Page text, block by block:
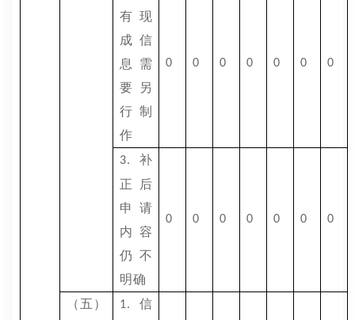
有现
成信
息需
要另
行制
作
0 0 0 0 0 0 0
3. 补
正后
申请
内容
仍不
明确
0 0 0 0 0 0 0
（五）
1. 信